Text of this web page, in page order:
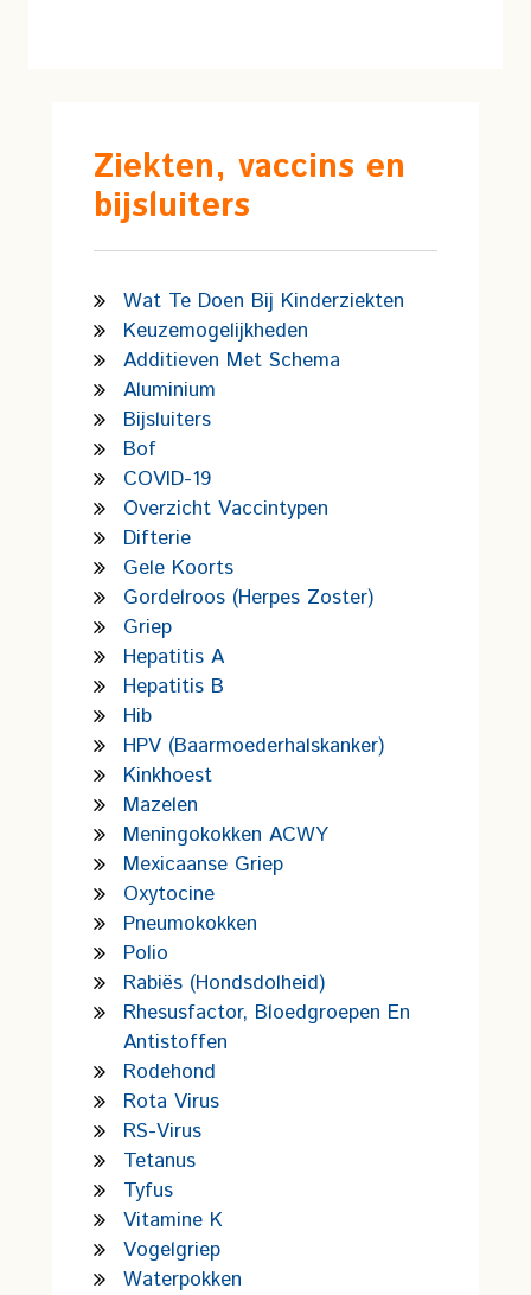
Ziekten, vaccins en
bijsluiters
Wat Te Doen Bij Kinderziekten
Keuzemogelijkheden
Additieven Met Schema
Aluminium
Bijsluiters
Bof
COVID-19
Overzicht Vaccintypen
Difterie
Gele Koorts
Gordelroos (Herpes Zoster)
Griep
Hepatitis A
Hepatitis B
Hib
HPV (Baarmoederhalskanker)
Kinkhoest
Mazelen
Meningokokken ACWY
Mexicaanse Griep
Oxytocine
Pneumokokken
Polio
Rabiës (hondsdolheid)
Rhesusfactor, Bloedgroepen En
Antistoffen
Rodehond
Rota Virus
RS-Virus
Tetanus
Tyfus
Vitamine K
Vogelgriep
Waterpokken